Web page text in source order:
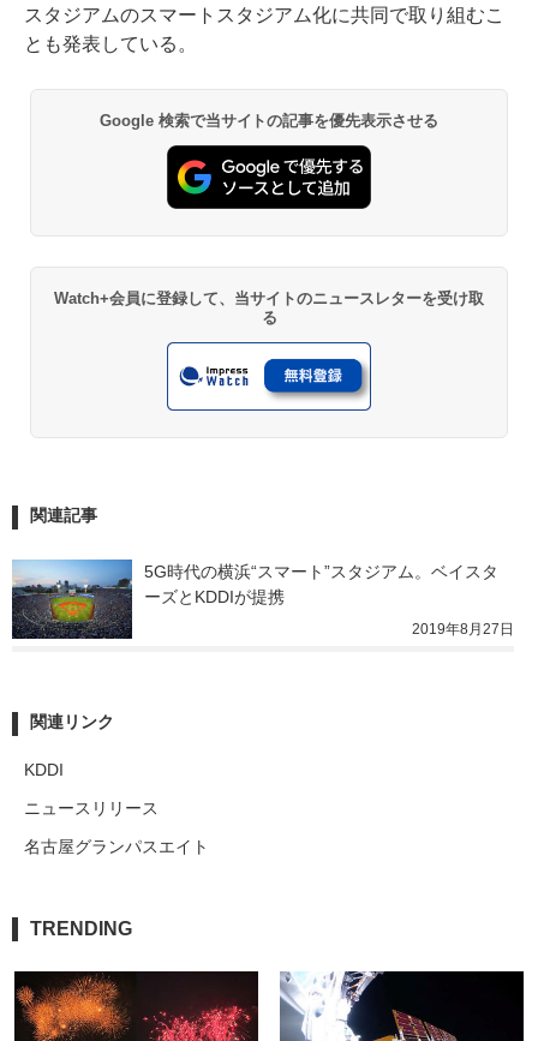
スタジアムのスマートスタジアム化に共同で取り組むこ
とも発表している。
Google 検索で当サイトの記事を優先表示させる
Watch+会員に登録して、当サイトのニュースレターを受け取
る
関連記事
5G時代の横浜“スマート”スタジアム。ベイスタ
ーズとKDDIが提携
2019年8月27日
関連リンク
KDDI
ニュースリリース
名古屋グランパスエイト
TRENDING